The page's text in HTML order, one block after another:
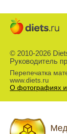
© 2010-2026
Руководитель
Перепечатка
www.diets.ru
О фотографиях и